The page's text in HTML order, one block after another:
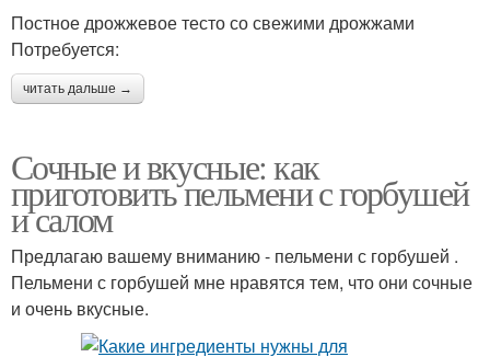
Постное дрожжевое тесто со свежими дрожжами
Потребуется:
читать дальше →
Сочные и вкусные: как
приготовить пельмени с горбушей
и салом
Предлагаю вашему вниманию - пельмени с горбушей .
Пельмени с горбушей мне нравятся тем, что они сочные
и очень вкусные.